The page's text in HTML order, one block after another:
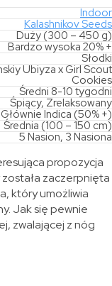
Indoor
Kalashnikov Seeds
Duży (300 – 450 g)
Bardzo wysoka 20% +
Słodki
Ubiyza x Girl Scout
Cookies
Średni 8-10 tygodni
Śpiący, Zrelaksowany
Głównie Indica (50% +)
Średnia (100 – 150 cm)
5 Nasion, 3 Nasiona
propozycja
zaczerpnięta
który umożliwia
Jak się pewnie
zwalającej z nóg